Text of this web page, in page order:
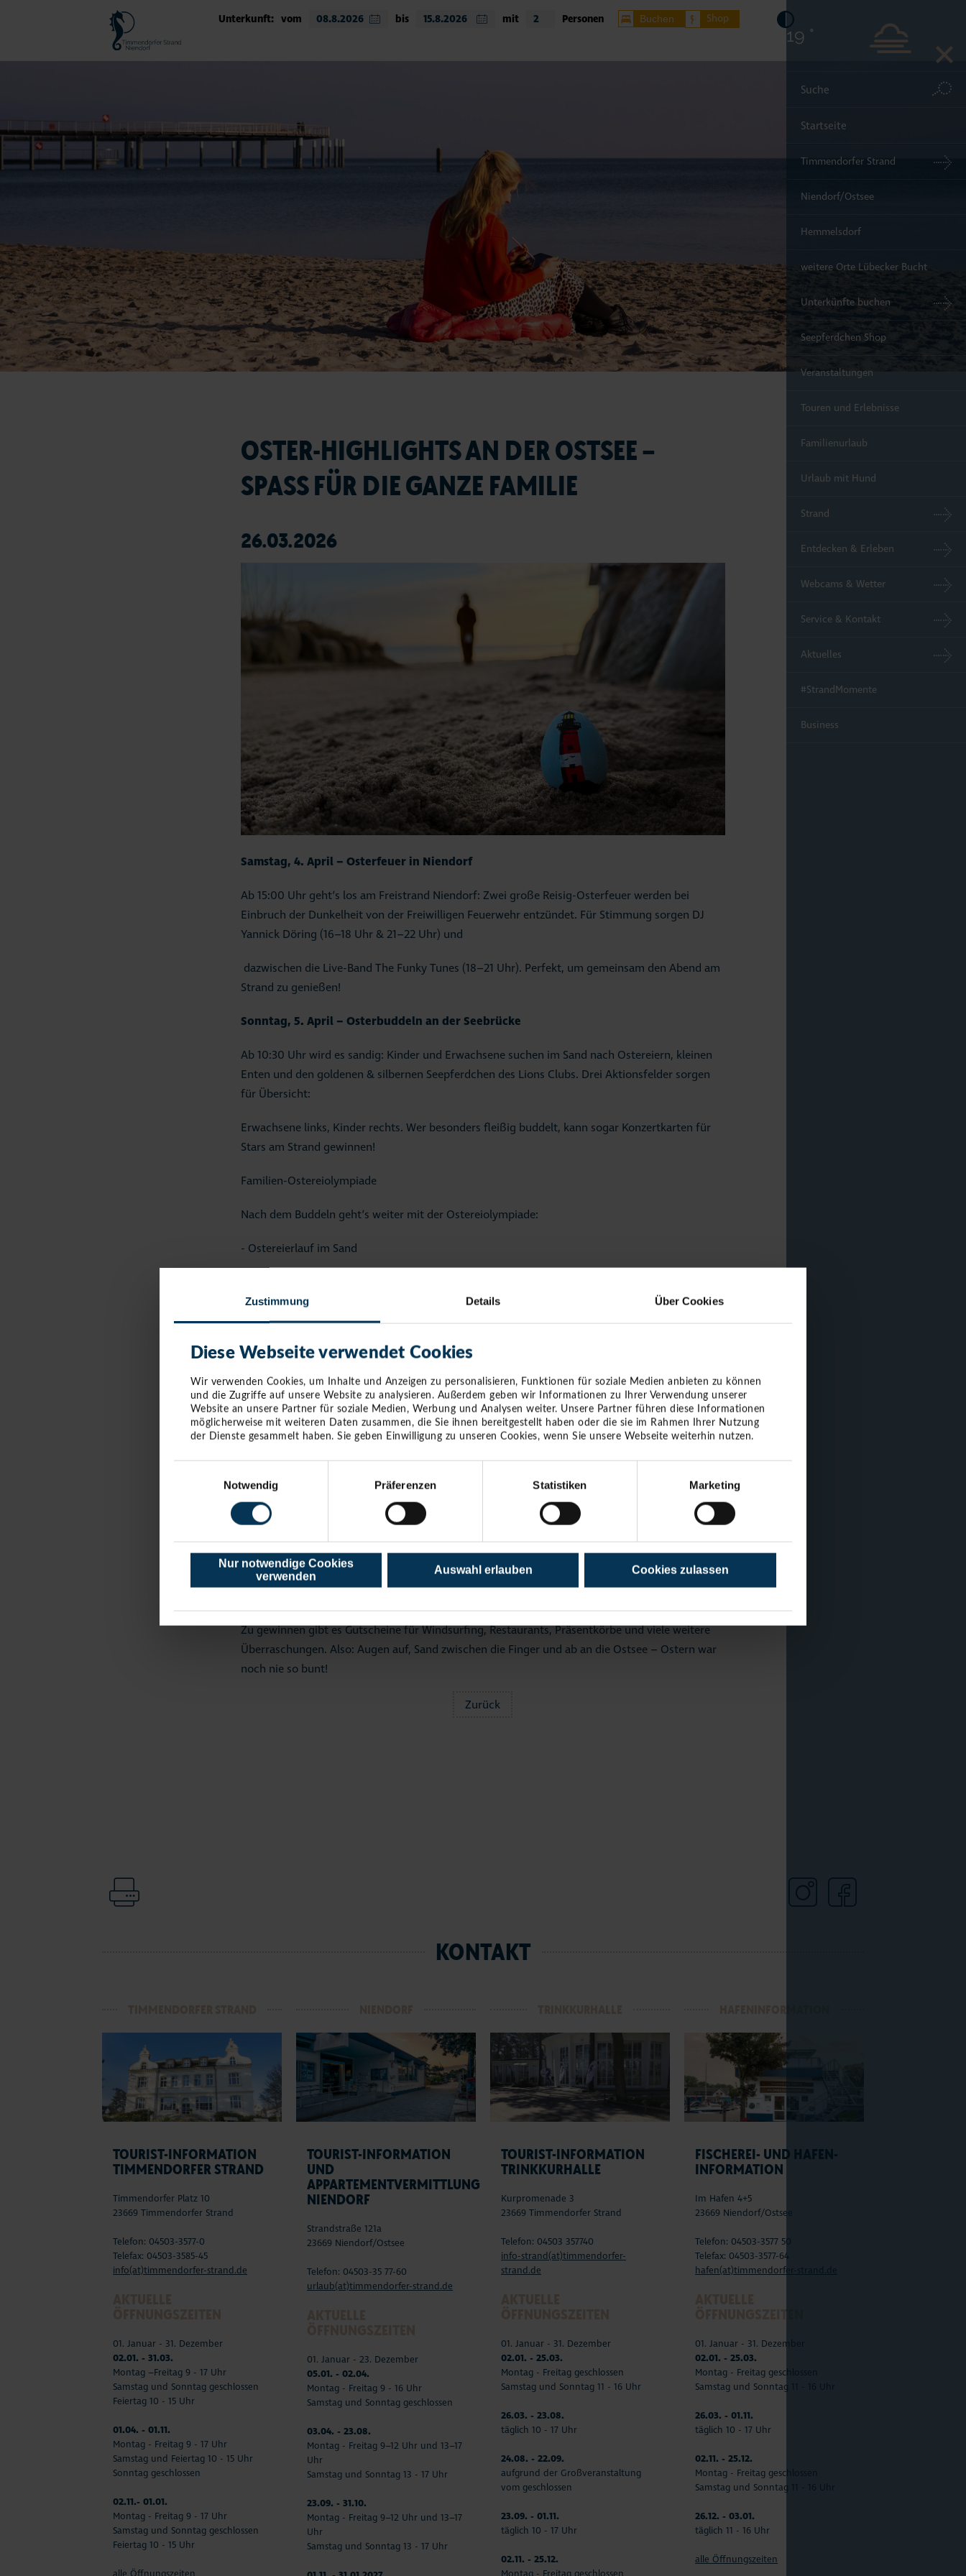
Zustimmung Details Über Cookies
Diese Webseite verwendet Cookies
Wir verwenden Cookies, um Inhalte und Anzeigen zu personalisieren, Funktionen für soziale Medien anbieten zu können
und die Zugriffe auf unsere Website zu analysieren. Außerdem geben wir Informationen zu Ihrer Verwendung unserer
Website an unsere Partner für soziale Medien, Werbung und Analysen weiter. Unsere Partner führen diese Informationen
möglicherweise mit weiteren Daten zusammen, die Sie ihnen bereitgestellt haben oder die sie im Rahmen Ihrer Nutzung
der Dienste gesammelt haben. Sie geben Einwilligung zu unseren Cookies, wenn Sie unsere Webseite weiterhin nutzen.
Notwendig
Präferenzen Statistiken Marketing
Nur notwendige Cookies
verwenden
Auswahl erlauben Cookies zulassen
Unterkunft: vom bis mit Personen Buchen Shop
19 °
Startseite
Timmendorfer Strand
Niendorf/Ostsee
Hemmelsdorf
weitere Orte Lübecker Bucht
Unterkünfte buchen
Seepferdchen Shop
Veranstaltungen
Touren und Erlebnisse
Familienurlaub
Urlaub mit Hund
Strand
Entdecken & Erleben
Webcams & Wetter
Service & Kontakt
Aktuelles
#StrandMomente
Business
OSTER-HIGHLIGHTS AN DER OSTSEE –
SPASS FÜR DIE GANZE FAMILIE
26.03.2026
Samstag, 4. April – Osterfeuer in Niendorf
Ab 15:00 Uhr geht’s los am Freistrand Niendorf: Zwei große Reisig-Osterfeuer werden bei
Einbruch der Dunkelheit von der Freiwilligen Feuerwehr entzündet. Für Stimmung sorgen DJ
Yannick Döring (16–18 Uhr & 21–22 Uhr) und
dazwischen die Live-Band The Funky Tunes (18–21 Uhr). Perfekt, um gemeinsam den Abend am
Strand zu genießen!
Sonntag, 5. April – Osterbuddeln an der Seebrücke
Ab 10:30 Uhr wird es sandig: Kinder und Erwachsene suchen im Sand nach Ostereiern, kleinen
Enten und den goldenen & silbernen Seepferdchen des Lions Clubs. Drei Aktionsfelder sorgen
für Übersicht:
Erwachsene links, Kinder rechts. Wer besonders fleißig buddelt, kann sogar Konzertkarten für
Stars am Strand gewinnen!
Familien-Ostereiolympiade
Nach dem Buddeln geht’s weiter mit der Ostereiolympiade:
- Ostereierlauf im Sand
Für Snacks und Getränke sorgt der Lions Club Timmendorfer Strand – Kaffee, Kuchen,
Ostermontag, 6. April – Ostereiersuche bei der Feuerwehr
Ab 11:15 Uhr heißt es wieder „Suchen, finden, freuen“ rund ums Feuerwehrgerätehaus in
Extra-Spaß: Social-Media-Ostersuche
Am Ostersonntag verstecken wir 78 bunte Holz-Ostereier leicht entlang der Promenade.
Gefunden? Bis zum 11. April in der Tourist-Information im Alten Rathaus (Timmendorfer Platz 10)
gegen coole Preise eintauschen.
Zu gewinnen gibt es Gutscheine für Windsurfing, Restaurants, Präsentkörbe und viele weitere
Überraschungen. Also: Augen auf, Sand zwischen die Finger und ab an die Ostsee – Ostern war
noch nie so bunt!
Zurück
KONTAKT
TOURIST-INFORMATION
TIMMENDORFER STRAND
Timmendorfer Platz 10
23669 Timmendorfer Strand
Telefon: 04503-3577-0
Telefax: 04503-3585-45
info(at)timmendorfer-strand.de
01. Januar - 31. Dezember
02.01. - 31.03.
Montag –Freitag 9 - 17 Uhr
Samstag und Sonntag geschlossen
Feiertag 10 - 15 Uhr
01.04. - 01.11.
Montag - Freitag 9 - 17 Uhr
Samstag und Feiertag 10 - 15 Uhr
Sonntag geschlossen
02.11.- 01.01.
Montag - Freitag 9 - 17 Uhr
Samstag und Sonntag geschlossen
Feiertag 10 - 15 Uhr
TOURIST-INFORMATION
UND
APPARTEMENTVERMITTLUNG
NIENDORF
Strandstraße 121a
23669 Niendorf/Ostsee
Telefon: 04503-35 77-60
urlaub(at)timmendorfer-strand.de
01. Januar - 23. Dezember
05.01. - 02.04.
Montag - Freitag 9 - 16 Uhr
Samstag und Sonntag geschlossen
03.04. - 23.08.
Montag - Freitag 9–12 Uhr und 13–17
Uhr
Samstag und Sonntag 13 - 17 Uhr
23.09. - 31.10.
Montag - Freitag 9–12 Uhr und 13–17
Uhr
Samstag und Sonntag 13 - 17 Uhr
TOURIST-INFORMATION
TRINKKURHALLE
Kurpromenade 3
23669 Timmendorfer Strand
Telefon: 04503 357740
info-strand(at)timmendorfer-
strand.de
01. Januar - 31. Dezember
02.01. - 25.03.
Montag - Freitag geschlossen
Samstag und Sonntag 11 - 16 Uhr
26.03. - 23.08.
täglich 10 - 17 Uhr
24.08. - 22.09.
aufgrund der Großveranstaltung
vom geschlossen
23.09. - 01.11.
täglich 10 - 17 Uhr
02.11. - 25.12.
FISCHEREI- UND HAFEN-
INFORMATION
Im Hafen 4+5
23669 Niendorf/Ostsee
Telefon: 04503-3577 50
Telefax: 04503-3577-64
hafen(at)timmendorfer-strand.de
01. Januar - 31. Dezember
02.01. - 25.03.
Montag - Freitag geschlossen
Samstag und Sonntag 11 - 16 Uhr
26.03. - 01.11.
täglich 10 - 17 Uhr
02.11. - 25.12.
Montag - Freitag geschlossen
Samstag und Sonntag 11 - 16 Uhr
26.12. - 03.01.
täglich 11 - 16 Uhr
alle Öffnungszeiten